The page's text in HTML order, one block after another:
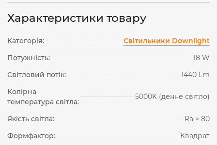
Характеристики товару
Категорія:
Світильники Downlight
Потужність:
18 W
Світловий потік:
1440 Lm
Колірна
температура світла:
5000K (денне світло)
Якість світла:
Ra > 80
Формфактор:
Квадрат